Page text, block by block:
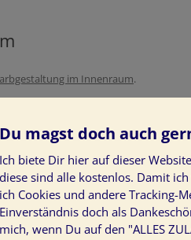
NEUROGRAPHIK
DEIN INDIVIDUELLER WEG
KLARHEIT IM LEBEN
ZEICHNE DEN WEG ZU
im Innenraum.
Du magst doch auch
Ich biete Dir hier auf dieser
diese sind alle kostenlos. Damit
ich Cookies und andere Tracking-
Einverständnis doch als
mich, wenn Du auf den "ALLES